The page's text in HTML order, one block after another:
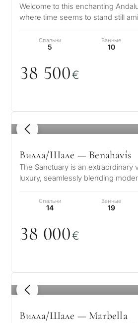
Welcome to this enchanting
where time seems to stand still
Спальни
5
Ванные
10
38 500€
1 / 8
Вилла/Шале — Benahavís
The Sanctuary is an extraordinary
luxury, seamlessly blending
Спальни
14
Ванные
19
38 000€
1 / 8
Вилла/Шале — Marbella